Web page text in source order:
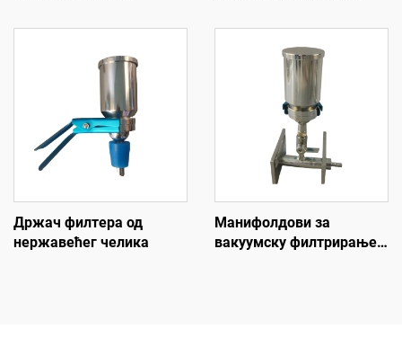
Држач филтера од
нержавећег челика
Манифолдови за
вакуумску филтрирање